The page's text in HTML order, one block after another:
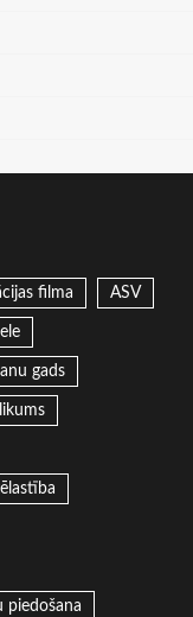
filma ASV
gads
piedošana